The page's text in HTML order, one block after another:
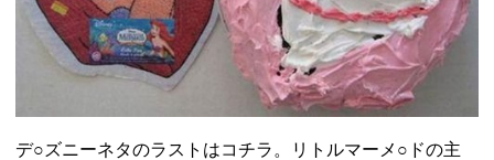
デ○ズニーネタのラストはコチラ。リトルマーメ○ ドの主